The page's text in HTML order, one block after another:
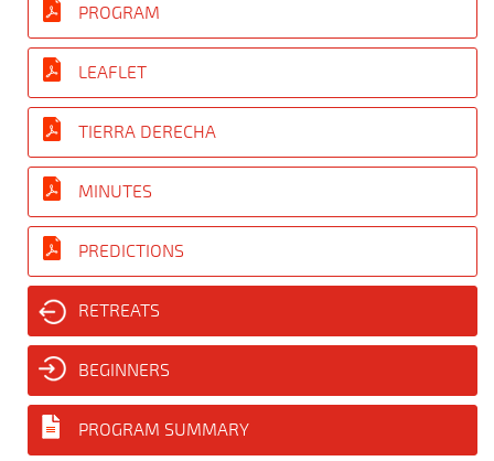
PROGRAM
LEAFLET
TIERRA DERECHA
MINUTES
PREDICTIONS
RETREATS
BEGINNERS
PROGRAM SUMMARY